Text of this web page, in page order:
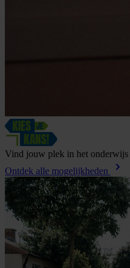
Vind jouw plek in het onderwijs
Ontdek alle mogelijkheden